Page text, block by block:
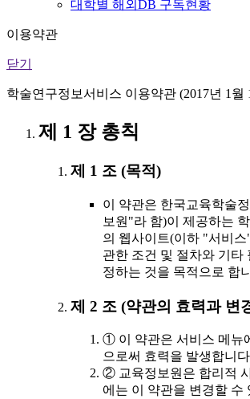
대학별 해외DB 구독현황
이용약관
닫기
학술연구정보서비스 이용약관 (2017년 1월
제 1 장 총칙
제 1 조 (목적)
이 약관은 한국교육학술
보원"라 함)이 제공하는
의 웹사이트(이하 "서비스
관한 조건 및 절차와 기타
정하는 것을 목적으로 합
제 2 조 (약관의 효력과 변
① 이 약관은 서비스 메뉴
으로써 효력을 발생합니
② 교육정보원은 합리적
에는 이 약관을 변경할 수